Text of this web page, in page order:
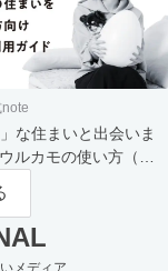
」な住まいと出会いま
ルカモの使い方（買
メディア